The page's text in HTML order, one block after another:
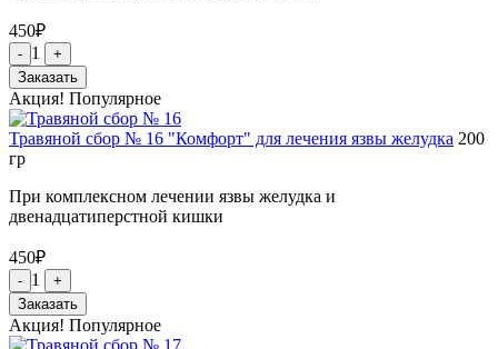
450₽
- 1
+
Заказать
Акция! Популярное
Травяной сбор № 16 "Комфорт" для лечения язвы желудка 200
гр
При комплексном лечении язвы желудка и
двенадцатиперстной кишки
450₽
- 1
+
Заказать
Акция! Популярное